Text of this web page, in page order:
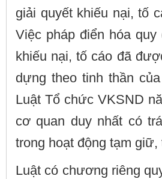
giải quyết khiếu nại, tố
Việc pháp điển hóa
khiếu nại, tố cáo đã
dựng theo tinh thần
Luật Tổ chức VKSND
cơ quan duy nhất có
trong hoạt động tạm giữ,
Luật có chương riêng